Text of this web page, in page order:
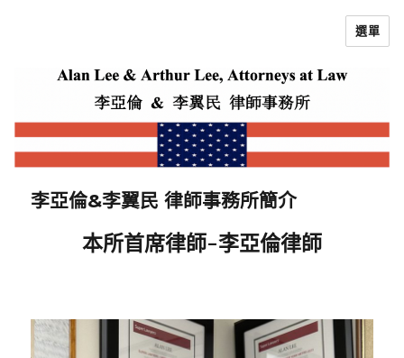
選單
李亞倫&李翼民 律師事務所簡介
本所首席律師-李亞倫律師